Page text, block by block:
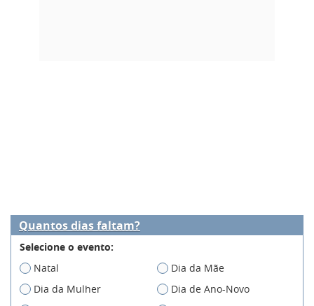
Quantos dias faltam?
Selecione o evento:
Natal
Dia da Mãe
Dia da Mulher
Dia de Ano-Novo